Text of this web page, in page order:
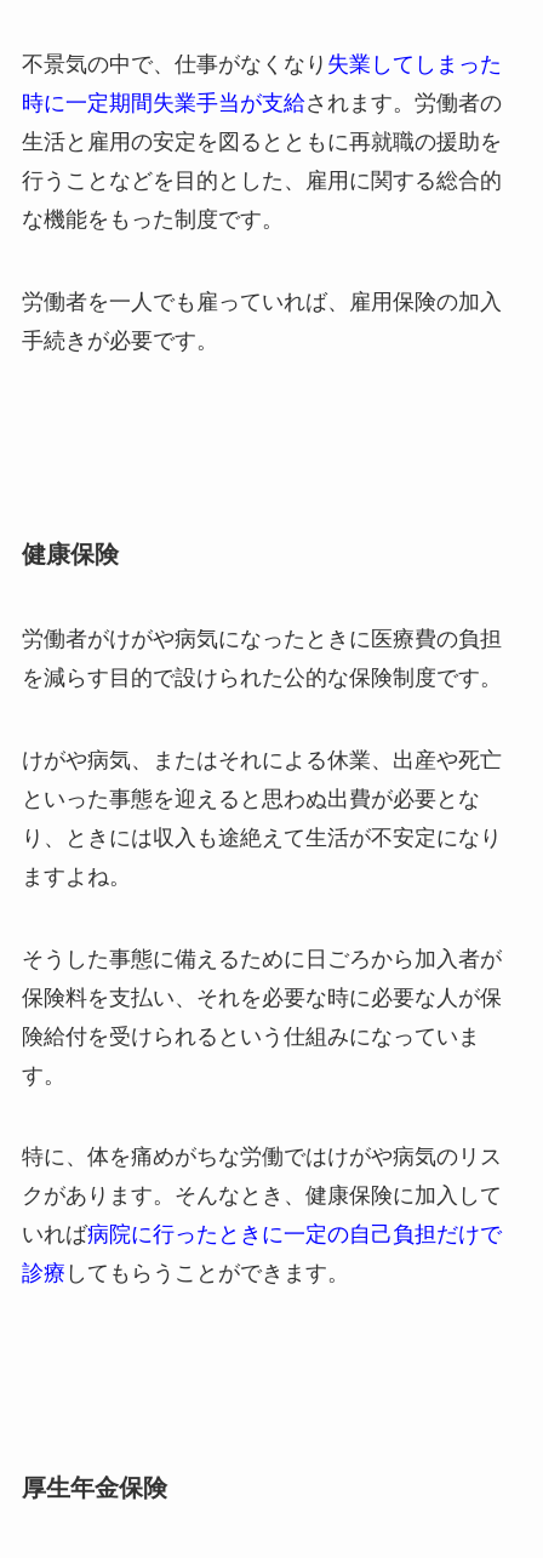
不景気の中で、仕事がなくなり 失業してしまった
時に一定期間失業手当が支給されます。労働者の
生活と雇用の安定を図るとともに再就職の援助を
行うことなどを目的とした、雇用に関する総合的
な機能をもった制度です。
労働者を一人でも雇っていれば、雇用保険の加入
手続きが必要です。
健康保険
労働者がけがや病気になったときに医療費の負担
を減らす目的で設けられた公的な保険制度です。
けがや病気、またはそれによる休業、出産や死亡
といった事態を迎えると思わぬ出費が必要とな
り、ときには収入も途絶えて生活が不安定になり
ますよね。
そうした事態に備えるために日ごろから加入者が
保険料を支払い、それを必要な時に必要な人が保
険給付を受けられるという仕組みになっていま
す。
特に、体を痛めがちな労働ではけがや病気のリス
クがあります。そんなとき、健康保険に加入して
いれば病院に行ったときに一定の自己負担だけで
診療 してもらうことができます。
厚生年金保険